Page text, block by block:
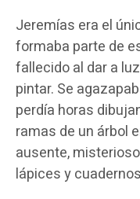
Jeremías era el
formaba parte de
fallecido al dar a
pintar. Se
perdía horas
ramas de un árbol
ausente,
lápices y